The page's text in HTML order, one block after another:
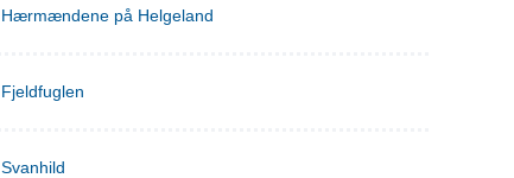
Hærmændene på Helgeland
Fjeldfuglen
Svanhild